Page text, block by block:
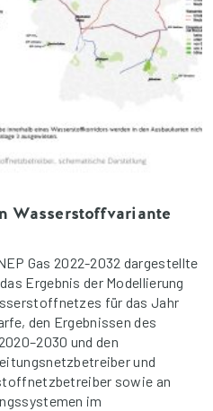
Wasserstoffvariante
Gas 2022-2032 dargestellte
Ergebnis der Modellierung
für das Jahr
den Ergebnissen des
und den
und
sowie an
im